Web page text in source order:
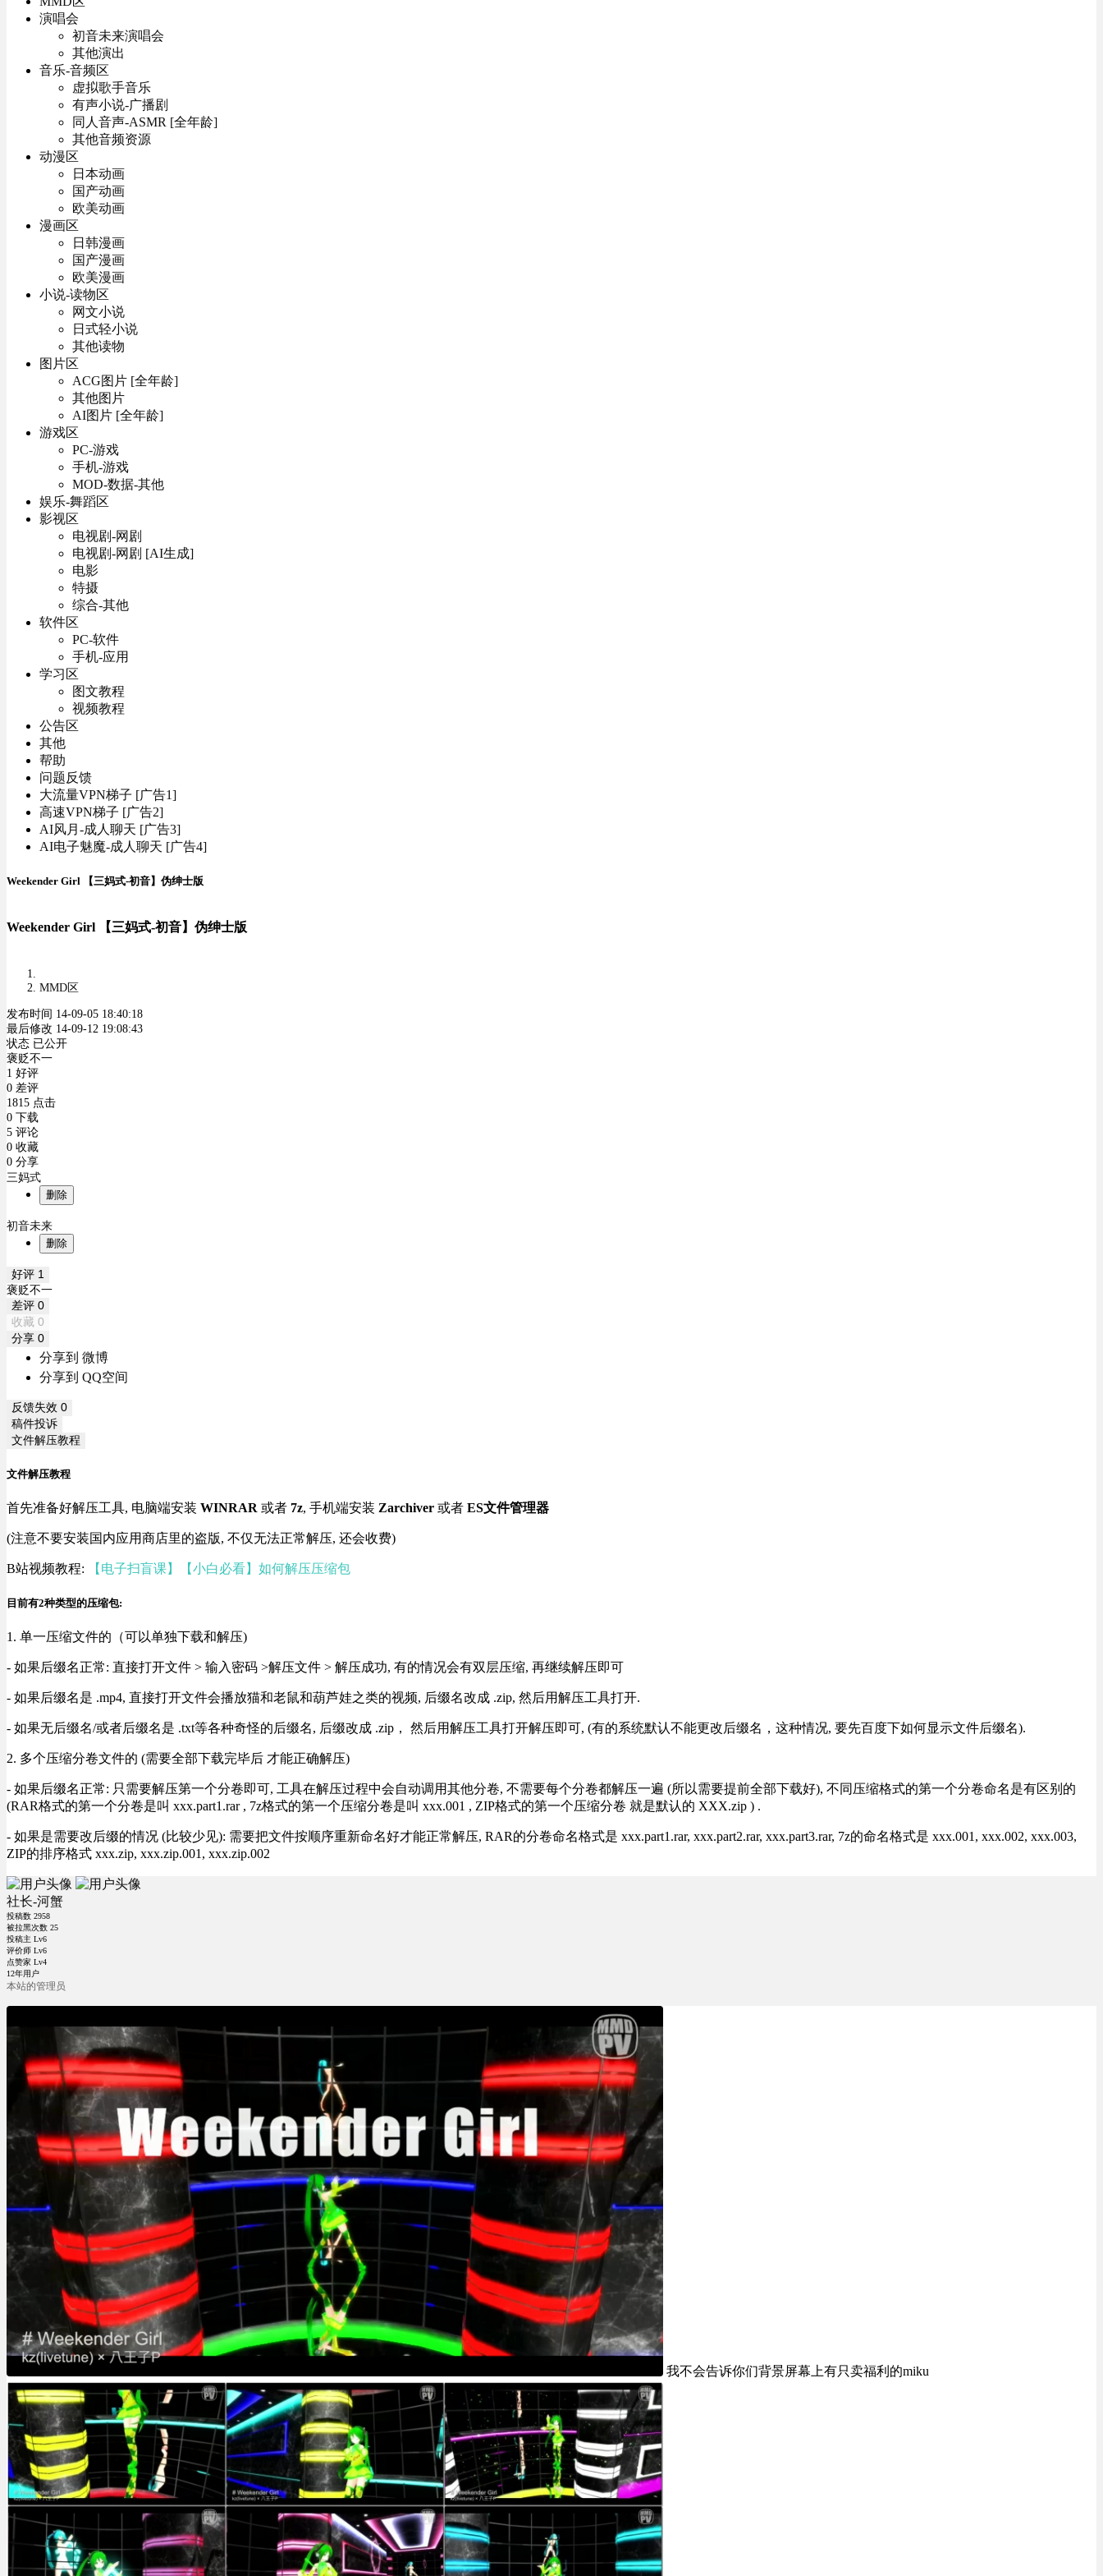
演唱会
初音未来演唱会
其他演出
音乐-音频区
虚拟歌手音乐
有声小说-广播剧
同人音声-ASMR [全年龄]
其他音频资源
动漫区
日本动画
国产动画
欧美动画
漫画区
日韩漫画
国产漫画
欧美漫画
小说-读物区
网文小说
日式轻小说
其他读物
图片区
ACG图片 [全年龄]
其他图片
AI图片 [全年龄]
游戏区
PC-游戏
手机-游戏
MOD-数据-其他
娱乐-舞蹈区
影视区
电视剧-网剧
电视剧-网剧 [AI生成]
电影
特摄
综合-其他
软件区
PC-软件
手机-应用
学习区
图文教程
视频教程
公告区
其他
帮助
问题反馈
大流量VPN梯子 [广告1]
高速VPN梯子 [广告2]
AI风月-成人聊天 [广告3]
AI电子魅魔-成人聊天 [广告4]
Weekender Girl 【三妈式-初音】伪绅士版
Weekender Girl 【三妈式-初音】伪绅士版
MMD区
发布时间 14-09-05 18:40:18
最后修改 14-09-12 19:08:43
状态 已公开
褒贬不一
1 好评
0 差评
1815 点击
0 下载
5 评论
0 收藏
0 分享
三妈式
删除
初音未来
删除
好评 1
褒贬不一
差评 0
收藏 0
分享 0
分享到 微博
分享到 QQ空间
反馈失效 0
稿件投诉
文件解压教程
文件解压教程
首先准备好解压工具, 电脑端安装 WINRAR 或者 7z, 手机端安装 Zarchiver 或者 ES文件管理器
(注意不要安装国内应用商店里的盗版, 不仅无法正常解压, 还会收费)
B站视频教程: 【电子扫盲课】【小白必看】如何解压压缩包
目前有2种类型的压缩包:
1. 单一压缩文件的（可以单独下载和解压)
- 如果后缀名正常: 直接打开文件 > 输入密码 >解压文件 > 解压成功, 有的情况会有双层压缩, 再继续解压即可
- 如果后缀名是 .mp4, 直接打开文件会播放猫和老鼠和葫芦娃之类的视频, 后缀名改成 .zip, 然后用解压工具打开.
- 如果无后缀名/或者后缀名是 .txt等各种奇怪的后缀名, 后缀改成 .zip， 然后用解压工具打开解压即可, (有的系统默认不能更改后缀名，这种情况, 要先百度下如何显示文件后缀名).
2. 多个压缩分卷文件的 (需要全部下载完毕后 才能正确解压)
- 如果后缀名正常: 只需要解压第一个分卷即可, 工具在解压过程中会自动调用其他分卷, 不需要每个分卷都解压一遍 (所以需要提前全部下载好), 不同压缩格式的第一个分卷命名是有区别的
(RAR格式的第一个分卷是叫 xxx.part1.rar , 7z格式的第一个压缩分卷是叫 xxx.001 , ZIP格式的第一个压缩分卷 就是默认的 XXX.zip ) .
- 如果是需要改后缀的情况 (比较少见): 需要把文件按顺序重新命名好才能正常解压, RAR的分卷命名格式是 xxx.part1.rar, xxx.part2.rar, xxx.part3.rar, 7z的命名格式是 xxx.001, xxx.002, xxx.003,
ZIP的排序格式 xxx.zip, xxx.zip.001, xxx.zip.002
社长-河蟹
投稿数 2958
被拉黑次数 25
投稿主 Lv6
评价师 Lv6
点赞家 Lv4
12年用户
本站的管理员
我不会告诉你们背景屏幕上有只卖福利的miku